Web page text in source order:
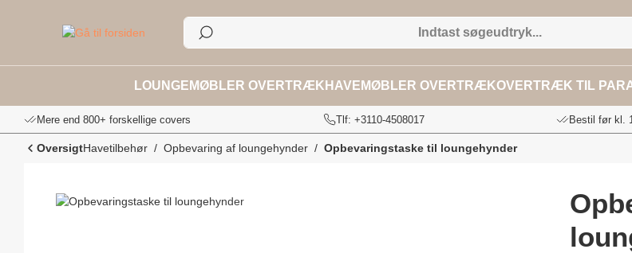
Gå til hovednavigation
LOUNGEMØBLER OVERTRÆK HAVEMØBLER OVERTRÆKOVERTRÆK TIL
Mere end 800+ forskellige covers Tlf: +3110-4508017 Bestil før kl.
OversigtHavetilbehør Opbevaring af loungehynder Opbevaringstaske til loungehynder